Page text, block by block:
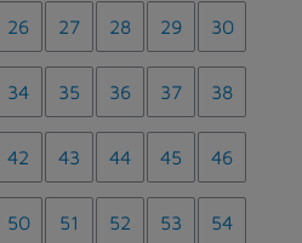
26 27 28 29 30
34 35 36 37 38
42 43 44 45 46
50 51 52 53 54